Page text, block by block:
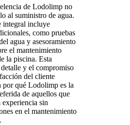
de Lodolimp no
al suministro de agua.
integral incluye
como pruebas
agua y asesoramiento
el mantenimiento
la piscina. Esta
y el compromiso
del cliente
por qué Lodolimp es la
de aquellos que
experiencia sin
en el mantenimiento